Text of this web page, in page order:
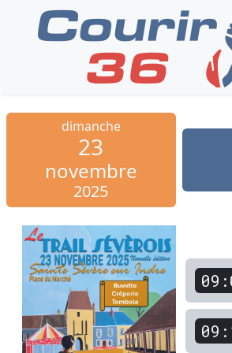
dimanche
23
novembre
2025